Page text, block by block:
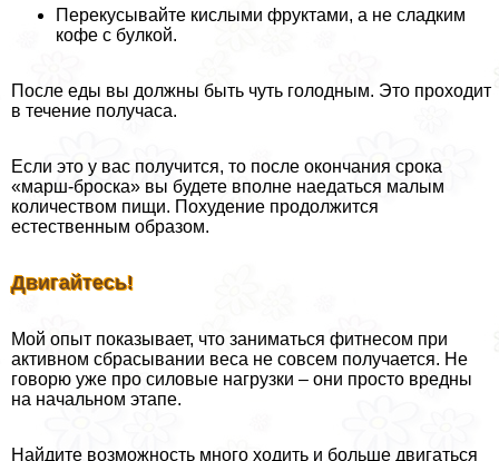
Перекусывайте кислыми фруктами, а не сладким
кофе с булкой.
После еды вы должны быть чуть голодным. Это проходит
в течение получаса.
Если это у вас получится, то после окончания срока
«марш-броска» вы будете вполне наедаться малым
количеством пищи. Похудение продолжится
естественным образом.
Двигайтесь!
Мой опыт показывает, что заниматься фитнесом при
активном сбрасывании веса не совсем получается. Не
говорю уже про силовые нагрузки – они просто вредны
на начальном этапе.
Найдите возможность много ходить и больше двигаться